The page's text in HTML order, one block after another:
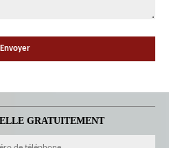
GRATUITEMENT